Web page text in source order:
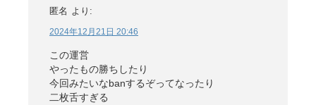
匿名 より:
2024年12月21日 20:46
この運営
やったもの勝ちしたり
今回みたいなbanするぞってなったり
二枚舌すぎる